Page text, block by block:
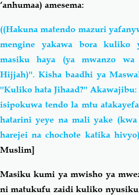
‘anhumaa) amesema:
((Hakuna matendo mazuri
mengine yakawa bora kuliko
masiku haya (ya mwanzo
Hijjah)''. Kisha baadhi ya
''Kuliko hata Jihaad?''
isipokuwa tendo la mtu
hatarini yeye na mali yake
harejei na chochote katika
Muslim]
Masiku kumi ya mwisho ya
ni matukufu zaidi kuliko